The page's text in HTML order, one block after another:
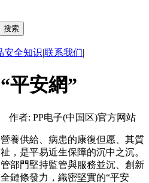
安全知识|联系我们|
平安網”
作者: PP电子(中国区)官方网站
供給、病患的康復但愿、其質
，是平易近生保障的沉中之沉。
部門堅持監管與服務並沉、創新
鏈條發力，織密堅實的“平安